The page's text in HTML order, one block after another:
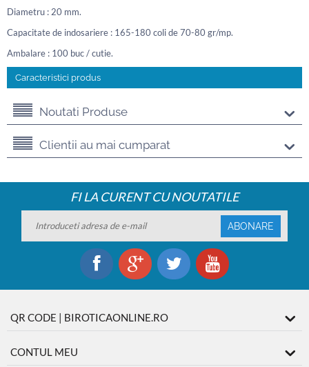
Diametru : 20 mm.
Capacitate de indosariere : 165-180 coli de 70-80 gr/mp.
Ambalare : 100 buc / cutie.
Caracteristici produs
Noutati Produse
Clientii au mai cumparat
FI LA CURENT CU NOUTATILE
ABONARE
QR CODE | BIROTICAONLINE.RO
CONTUL MEU